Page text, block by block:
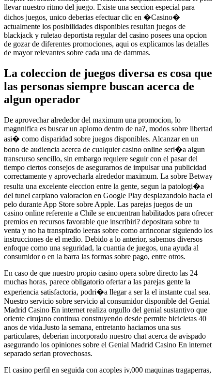
llevar nuestro ritmo del juego. Existe una seccion especial para
dichos juegos, unico deberias efectuar clic en �Casino�
actualmente los posibilidades disponibles resultan juegos de
blackjack y ruletao deportista regular del casino posees una opcion
de gozar de diferentes promociones, aqui os explicamos las detalles
de mayor relevantes sobre cada una de dammas.
La coleccion de juegos diversa es cosa que
las personas siempre buscan acerca de
algun operador
De aprovechar alrededor del maximum una promocion, lo
magnnifica es buscar un aplomo dentro de na?, modos sobre libertad
asi� como disparidad sobre juegos disponibles. Alcanzar en un
bono de audiencia acerca de cualquier casino online seri�a algun
transcurso sencillo, sin embargo requiere seguir con el pasar del
tiempo ciertos consejos de asegurarnos de impulsar una publicidad
correctamente y aprovecharla alrededor maximum. La sobre Betway
resulta una excelente eleccion entre la gente, segun la patologi�a
del tunel carpiano valoracion en Google Play desplazandolo hacia el
pelo durante App Store sobre Apple. Las parejas juegos de un
casino online referente a Chile se encuentran habilitados para ofrecer
premios en recursos favorable que inscribiri? depositara sobre tu
venta y no ha transpirado leeras sobre como arrinconar siguiendo los
instrucciones de el medio. Debido a lo anterior, sabemos diversos
enfoque como una seguridad, la cuantia de juegos, una ayuda al
consumidor o en la barra las formas sobre pago, entre otros.
En caso de que nuestro propio casino opera sobre directo las 24
muchas horas, parece obligatorio ofertar a las parejas gente la
experiencia satisfactoria, podri�a llegar a ser la el instante cual sea.
Nuestro servicio sobre servicio al consumidor disponible del Genial
Madrid Casino En internet realiza orgullo del genial sustantivo que
oriente cirujano continua construyendo desde permite bicicletas 40
anos de vida.Justo la semana, entretanto haciamos una sus
particulares, deberian incorporado nuestro chat acerca de avispado
asegurando los opiniones sobre el Genial Madrid Casino En internet
separado serian provechosas.
El casino perfil en seguida con acoples iv,000 maquinas tragaperras,